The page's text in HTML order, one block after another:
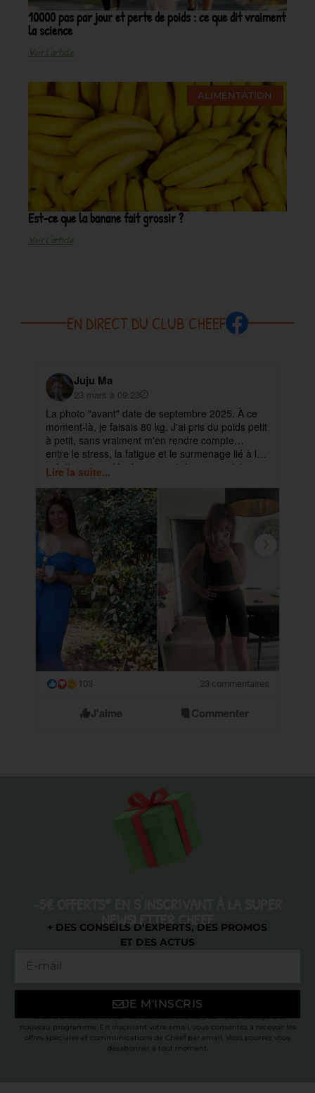
10000 pas par jour et perte de poids : ce que dit vraiment
la science
Voir L'article
ALIMENTATION
Est-ce que la banane fait grossir ?
Voir L'article
EN DIRECT DU CLUB CHEEF
Juju Ma
23 mars à 09:23
La photo "avant" date de septembre 2025. À ce
moment-là, je faisais 80 kg. J'ai pris du poids petit
à petit, sans vraiment m'en rendre compte…
entre le stress, la fatigue et le surmenage lié à la
création et au développement de mes projets.
Lire la suite...
😮 103 23 commentaires
J'aime Commenter
NEWSLETTER CHEEF
+ DES CONSEILS D’EXPERTS, DES PROMOS
ET DES ACTUS
JE M'INSCRIS
* Valable uniquement pour les nouveaux clients, pour le démarrage d’un
nouveau programme. En inscrivant votre email, vous consentez à recevoir les
offres spéciales et communications de Cheef par email. Vous pourrez vous
désabonner à tout moment.